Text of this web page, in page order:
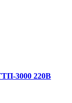
3000 220В